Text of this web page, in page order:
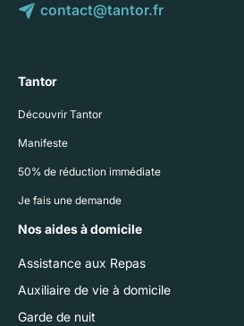
contact@tantor.fr
Tantor
Découvrir Tantor
Manifeste
50% de réduction immédiate
Je fais une demande
Nos aides à domicile
Assistance aux Repas
Auxiliaire de vie à domicile
Garde de nuit